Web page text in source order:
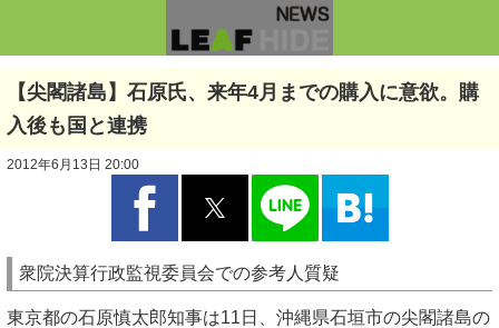
【尖閣諸島】石原氏、来年4月までの購入に意欲。購
入後も国と連携
2012年6月13日 20:00
衆院決算行政監視委員会での参考人質疑
東京都の石原慎太郎知事は11日、沖縄県石垣市の尖閣諸島の